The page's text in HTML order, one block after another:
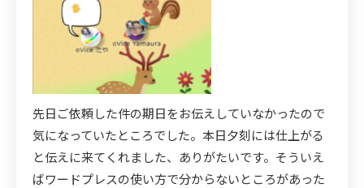
先日ご依頼した件の期日をお伝えしていなかったので
気になっていたところでした。本日夕刻には仕上がる
と伝えに来てくれました、ありがたいです。そういえ
ばワードプレスの使い方で分からないところがあった